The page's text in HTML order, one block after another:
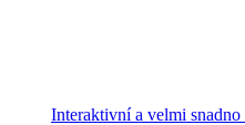
Interaktivní a velmi